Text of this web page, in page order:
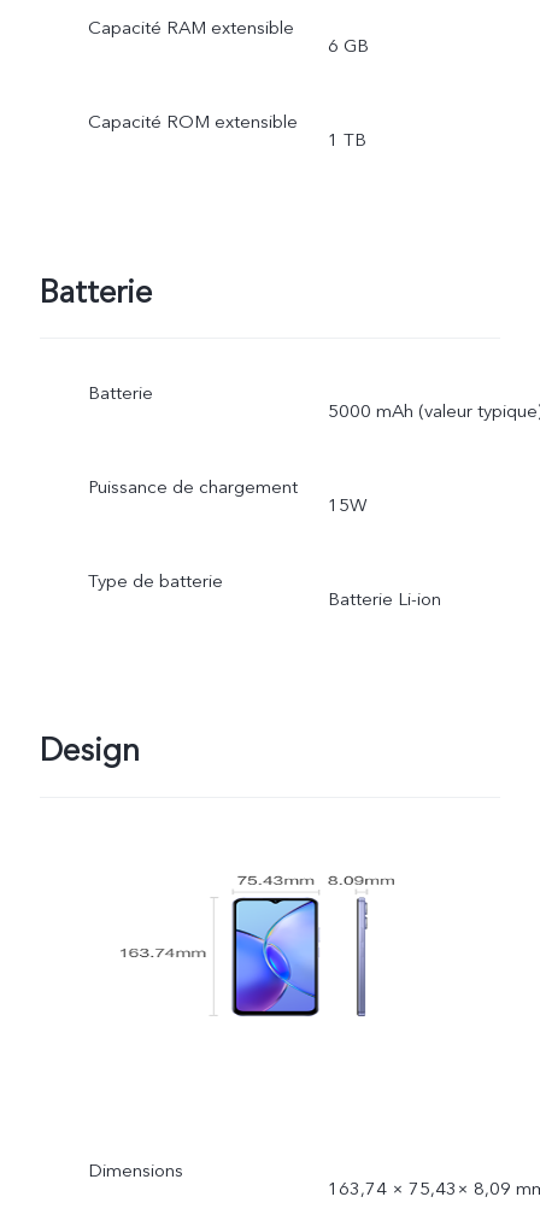
Capacité RAM extensible
6 GB
Capacité ROM extensible
1 TB
Batterie
Batterie
5000 mAh (valeur
Puissance de chargement
15W
Type de batterie
Batterie Li-ion
Design
Dimensions
163,74 × 75,43× 8,09